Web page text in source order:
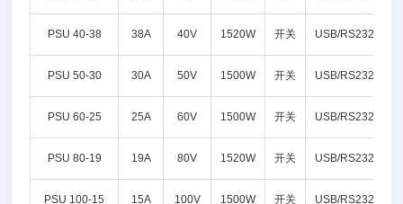
PSU 40-38 38A 40V 1520W 开关 USB/RS232/LAN
PSU 50-30 30A 50V 1500W 开关 USB/RS232/LAN
PSU 60-25 25A 60V 1500W 开关 USB/RS232/LAN
PSU 80-19 19A 80V 1520W 开关 USB/RS232/LAN
PSU 100-15 15A 100V 1500W 开关 USB/RS232/LAN